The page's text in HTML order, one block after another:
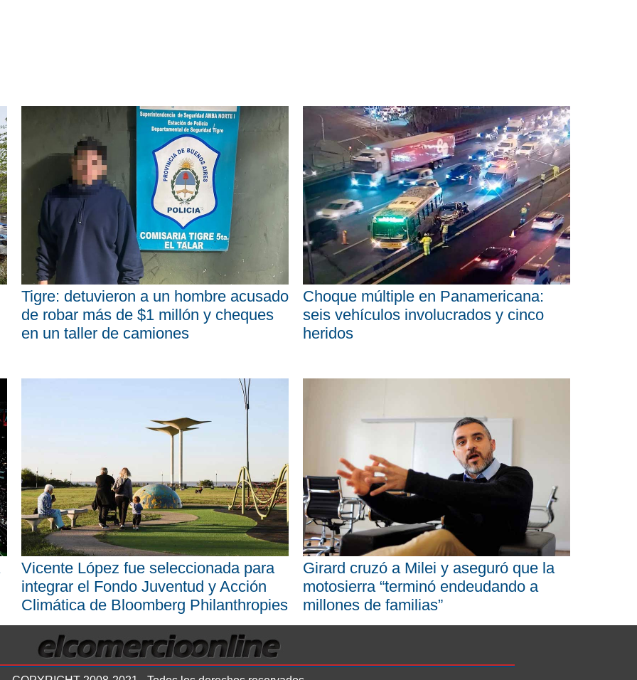
Tigre: detuvieron a un hombre acusado
de robar más de $1 millón y cheques
en un taller de camiones
Choque múltiple en Panamericana:
seis vehículos involucrados y cinco
heridos
Vicente López fue seleccionada para
integrar el Fondo Juventud y Acción
Climática de Bloomberg Philanthropies
Girard cruzó a Milei y aseguró que la
motosierra “terminó endeudando a
millones de familias”